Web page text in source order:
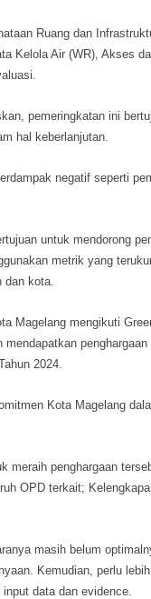
Ruang dan
Kelola Air (WR), Akses
pemeringkatan ini
hal keberlanjutan.
negatif seperti
untuk mendorong
metrik yang
dan kota.
Magelang mengikuti
2024.
Kota Magelang
meraih penghargaan
OPD terkait;
masih belum
Kemudian, perlu
data dan evidence.